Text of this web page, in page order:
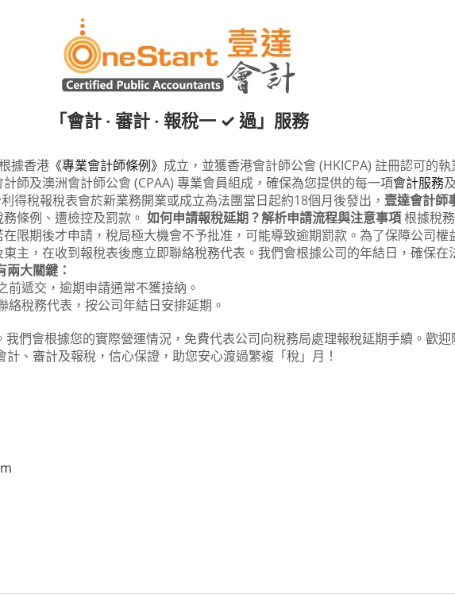
「會計 ‧ 審計 ‧ 報稅一 ✓ 過」服務
據香港 《專業會計師條例》 成立，並獲香港會計師公會 (HKICPA) 註冊認可的執
師及澳洲會計師公會 (CPAA) 專業會員組成，確保為您提供的每一項會計服務
得稅報稅表會於新業務開業或成立為法團當日起約18個月後發出， 壹達會計師
務條例、遭檢控及罰款。如何申請報稅延期？解析申請流程與注意事項根據稅
限期後才申請，稅局極大機會不予批准，可能導致逾期罰款。為了保障公司權
主，在收到報稅表後應立即聯絡稅務代表。我們會根據公司的年結日，確保在
兩大關鍵：
遞交，逾期申請通常不獲接納。
稅務代表，按公司年結日安排延期。
們會根據您的實際營運情況，免費代表公司向稅務局處理報稅延期手續。歡迎
、審計及報稅，信心保證，助您安心渡過繁複「稅」月！